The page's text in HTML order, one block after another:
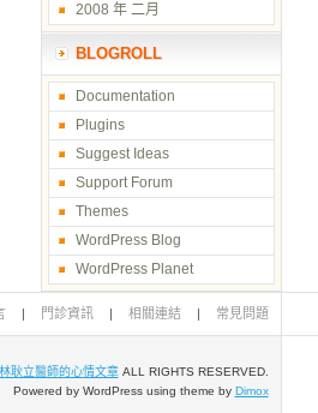
2008 年 二月
BLOGROLL
Documentation
Plugins
Suggest Ideas
Support Forum
Themes
WordPress Blog
WordPress Planet
| 門診資訊 | 相關連結 | 常見問題
耿立醫師的心情文章ALL RIGHTS RESERVED.
Powered by WordPress using theme by Dimox